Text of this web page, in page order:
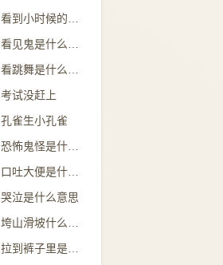
考试没赶上
孔雀生小孔雀
恐怖鬼怪是什么预兆
口吐大便是什么意思
哭泣是什么意思
拉到裤子里是什么情况